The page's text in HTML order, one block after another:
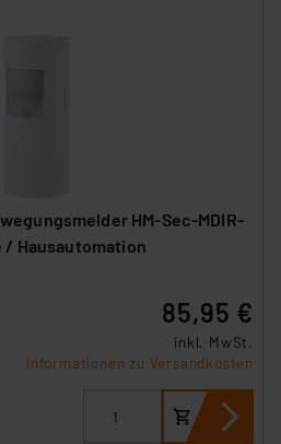
HM-Sec-MDIR-
/ Hausautomation
85,95 €
inkl. MwSt.
Informationen zu Versandkosten